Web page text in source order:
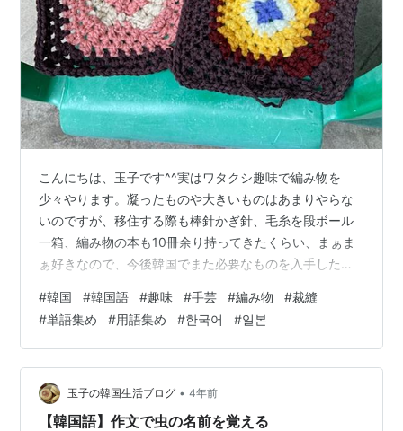
こんにちは、玉子です^^実はワタクシ趣味で編み物を
少々やります。凝ったものや大きいものはあまりやらな
いのですが、移住する際も棒針かぎ針、毛糸を段ボール
一箱、編み物の本も10冊余り持ってきたくらい、まぁま
ぁ好きなので、今後韓国でまた必要なものを入手した
語を調べてみました！もしよろしければお付き合い下さ
い^^ ＊読み方ガイドとしてかなをつけましたが、私も勉
強中なので間違いがある可能性もあります。参考程度に
ご覧下さい^^;; 基本語彙 針 糸と素材 編み方 はさみ、切
ること 裁縫関係 基本語彙 手芸：수예(すえ)手工芸：수공
예（すごんgえ）編む：뜨다…
#韓国 #韓国語 #趣味 #手芸 #編み物 #裁縫
#単語集め #用語集め #한국어 #일본
玉子の韓国生活ブログ • 4年前
【韓国語】作文で虫の名前を覚える